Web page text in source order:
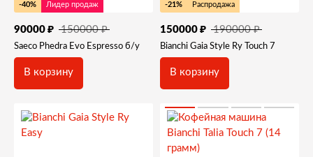
-40% Лидер продаж
90000 ₽ 150000₽
Saeco Phedra Evo Espresso б/у
В корзину
-21% Распродажа
150000 ₽ 190000₽
Bianchi Gaia Style Ry Touch 7
В корзину